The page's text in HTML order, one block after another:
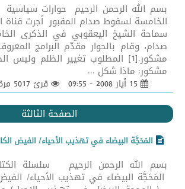
بسم الله الرحمن الرحيم حوارات
الخامسة لسقوط صدام المقبور أجرت قناة
سماحة الشيخ اليعقوبي في الذكرى
صدام، وقام بالحوار مقدّم البرامج
مشكور.[1] المطلوب تغيير الظلم
مشكور: ماذا شكل ...
قرئ 5017 مرة
الصفحة الثالثة
المَحَجَّة البيضاء في تهذيب الأحياء/ الفيض
بسم الله الرحمن الرحيم سلسلة
المَحَجَّة البيضاء في تهذيب الأحياء/